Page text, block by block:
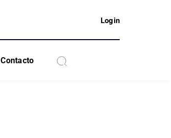
Login
Contacto